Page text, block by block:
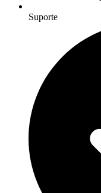
Suporte